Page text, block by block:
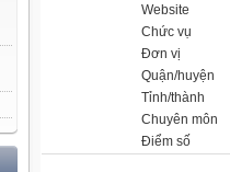
Website
Chức vụ
Đơn vị
Quận/huyện
Tỉnh/thành
Chuyên môn
Điểm số